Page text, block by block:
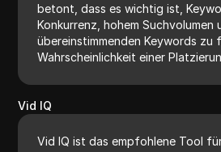
betont, dass es wichtig ist,
Konkurrenz, hohem Suchvolumen
übereinstimmenden Keywords zu
Wahrscheinlichkeit einer
Vid IQ
Vid IQ ist das empfohlene Tool